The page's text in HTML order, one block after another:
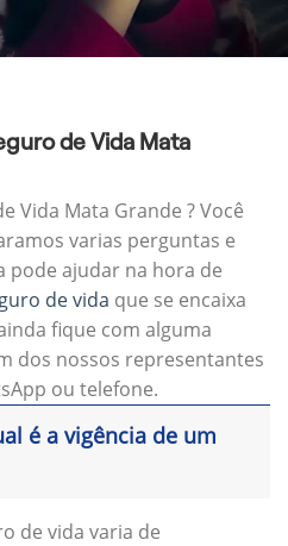
de Vida Mata
Vida Mata Grande ? Você
varias perguntas e
pode ajudar na hora de
de vida que se encaixa
fique com alguma
dos nossos representantes
ou telefone.
é a vigência de um
de vida varia de